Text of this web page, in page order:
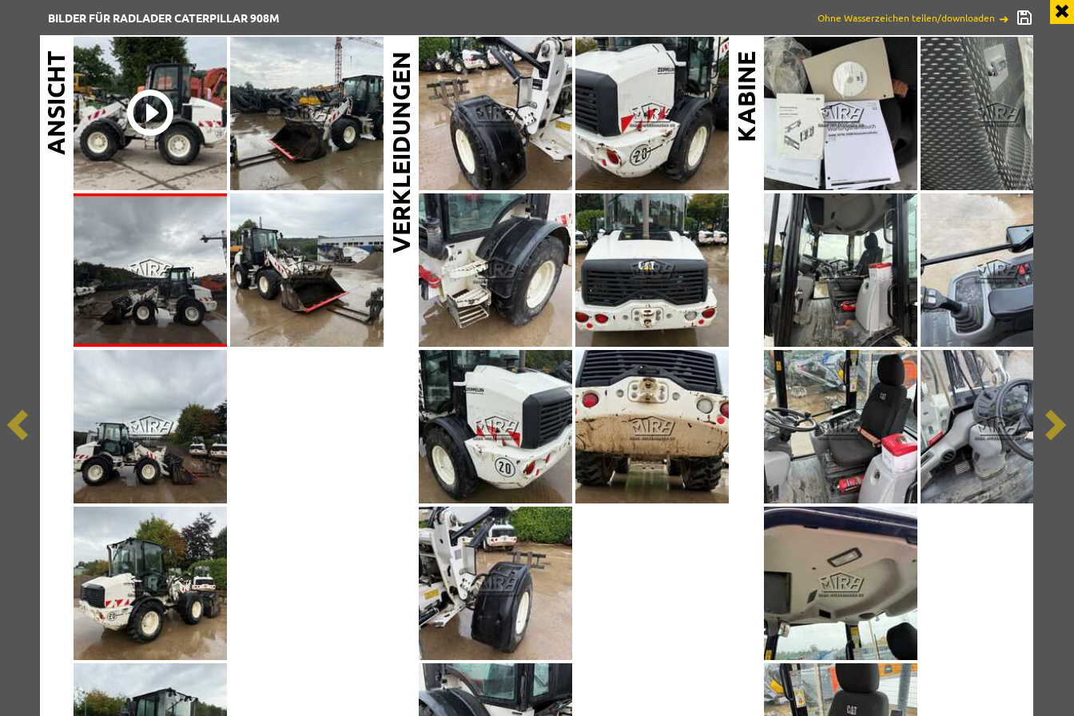
BILDER FÜR RADLADER CATERPILLAR 908M Ohne Wasserzeichen teilen/downloaden
ANSICHT VERKLEIDUNGEN KABINE